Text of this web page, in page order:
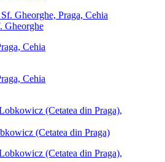
Gheorghe
(Cetatea din Praga)